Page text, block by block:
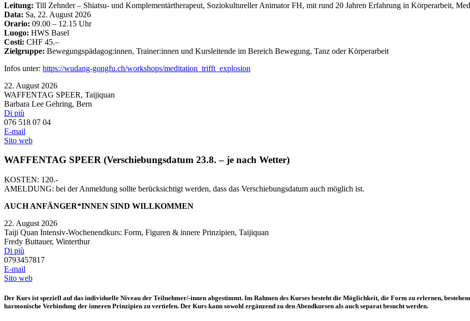
Leitung: Till Zehnder – Shiatsu- und Komplementärtherapeut, Soziokultureller Animator FH, mit rund 20 Jahren Erfahrung in Körperarbeit,
Data: Sa, 22. August 2026
Orario: 09.00 – 12.15 Uhr
Luogo: HWS Basel
Costi: CHF 45.–
Zielgruppe: Bewegungspädagog:innen, Trainer:innen und Kursleitende im Bereich Bewegung, Tanz oder Körperarbeit
Infos unter: https://wudang-gongfu.ch/workshops/meditation_trifft_explosion
22. August 2026
WAFFENTAG SPEER, Taijiquan
Barbara Lee Gehring, Bern
Di più
076 518 07 04
E-mail
Sito web
WAFFENTAG SPEER (Verschiebungsdatum 23.8. – je nach Wetter)
KOSTEN: 120.-
AMELDUNG: bei der Anmeldung sollte berücksichtigt werden, dass das Verschiebungsdatum auch möglich ist.
AUCH ANFÄNGER*INNEN SIND WILLKOMMEN
22. August 2026
Taiji Quan Intensiv-Wochenendkurs: Form, Figuren & innere Prinzipien, Taijiquan
Fredy Buttauer, Winterthur
Di più
0793457817
E-mail
Sito web
Der Kurs ist speziell auf das individuelle Niveau der Teilnehmer/-innen abgestimmt. Im Rahmen des Kurses besteht die Möglichkeit, die Form zu erlernen,
harmonische Verbindung der inneren Prinzipien zu vertiefen. Der Kurs kann sowohl ergänzend zu den Abendkursen als auch separat besucht werden.